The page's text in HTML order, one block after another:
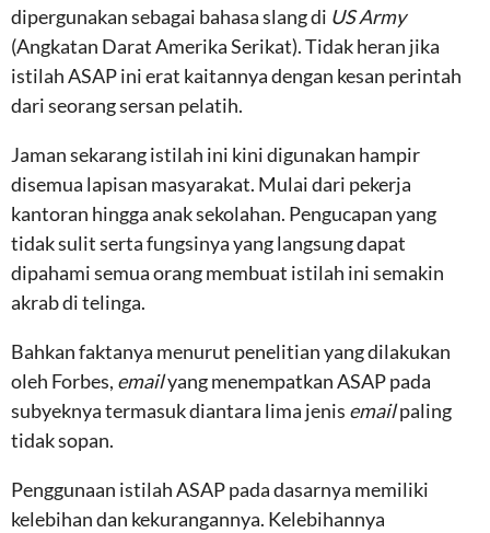
dipergunakan sebagai bahasa slang di US Army
(Angkatan Darat Amerika Serikat). Tidak heran jika
istilah ASAP ini erat kaitannya dengan kesan perintah
dari seorang sersan pelatih.
Jaman sekarang istilah ini kini digunakan hampir
disemua lapisan masyarakat. Mulai dari pekerja
kantoran hingga anak sekolahan. Pengucapan yang
tidak sulit serta fungsinya yang langsung dapat
dipahami semua orang membuat istilah ini semakin
akrab di telinga.
Bahkan faktanya menurut penelitian yang dilakukan
oleh Forbes, emailyang menempatkan ASAP pada
subyeknya termasuk diantara lima jenis emailpaling
tidak sopan.
Penggunaan istilah ASAP pada dasarnya memiliki
kelebihan dan kekurangannya. Kelebihannya